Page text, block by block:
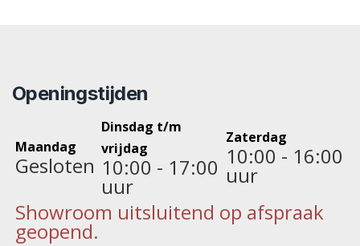
Openingstijden
Maandag
Gesloten
Dinsdag t/m
vrijdag
10:00 - 17:00
uur
Zaterdag
10:00 - 16:00
uur
Showroom uitsluitend op afspraak
geopend.